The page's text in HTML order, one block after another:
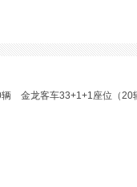
金龙客车33+1+1座位（20辆）